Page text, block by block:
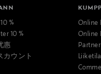
%
10 %
惠
カウント
Online
Online